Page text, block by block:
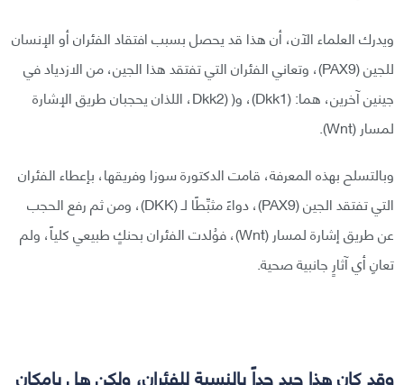
ويدرك العلماء الآن، أن هذا قد يحصل بسبب افتقاد الفئران أو الإنسان
للجين (PAX9)، وتعاني الفئران التي تفتقد هذا الجين، من الازدياد في
جينين آخرين، هما: (Dkk1)، و( (Dkk2، اللذان يحجبان طريق الإشارة
لمسار (Wnt).
وبالتسلح بهذه المعرفة، قامت الدكتورة سوزا وفريقها، بإعطاء الفئران
التي تفتقد الجين (PAX9)، دواءً مثبِّطًا لـ (DKK)، ومن ثم رفع الحجب
عن طريق إشارة لمسار (Wnt)، فوُلدت الفئران بحنكٍ طبيعي كلياً، ولم
تعانِ أي آثارٍ جانبية صحية.
وقد كان هذا جيد جداً بالنسبة للفئران، ولكن هل بإمكان